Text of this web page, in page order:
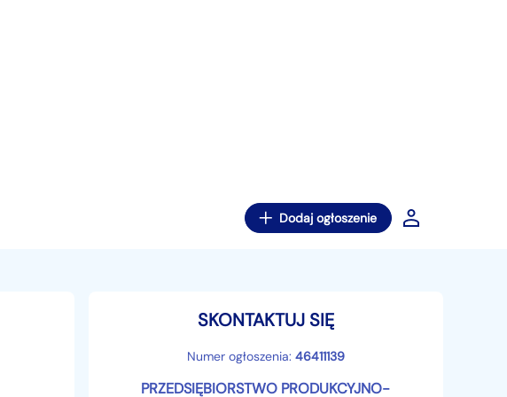
Dodaj ogłoszenie
SKONTAKTUJ SIĘ
Numer ogłoszenia: 46411139
PRZEDSIĘBIORSTWO PRODUKCYJNO-